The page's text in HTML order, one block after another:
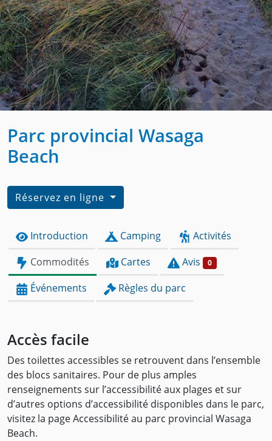
Parc provincial Wasaga
Beach
Réservez en ligne
Introduction Camping
Activités
Commodités
Cartes Avis 0
Événements Règles du parc
Accès facile
Des toilettes accessibles se retrouvent dans l’ensemble
des blocs sanitaires. Pour de plus amples
renseignements sur l’accessibilité aux plages et sur
d’autres options d’accessibilité disponibles dans le parc,
visitez la page Accessibilité au parc provincial Wasaga
Beach.